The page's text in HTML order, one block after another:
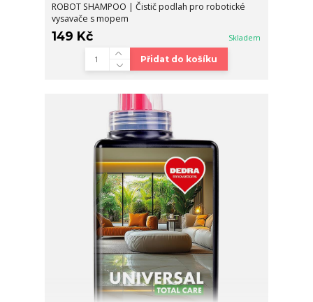
ROBOT SHAMPOO | Čistič podlah pro robotické
vysavače s mopem
149 Kč Skladem
Přidat do košíku